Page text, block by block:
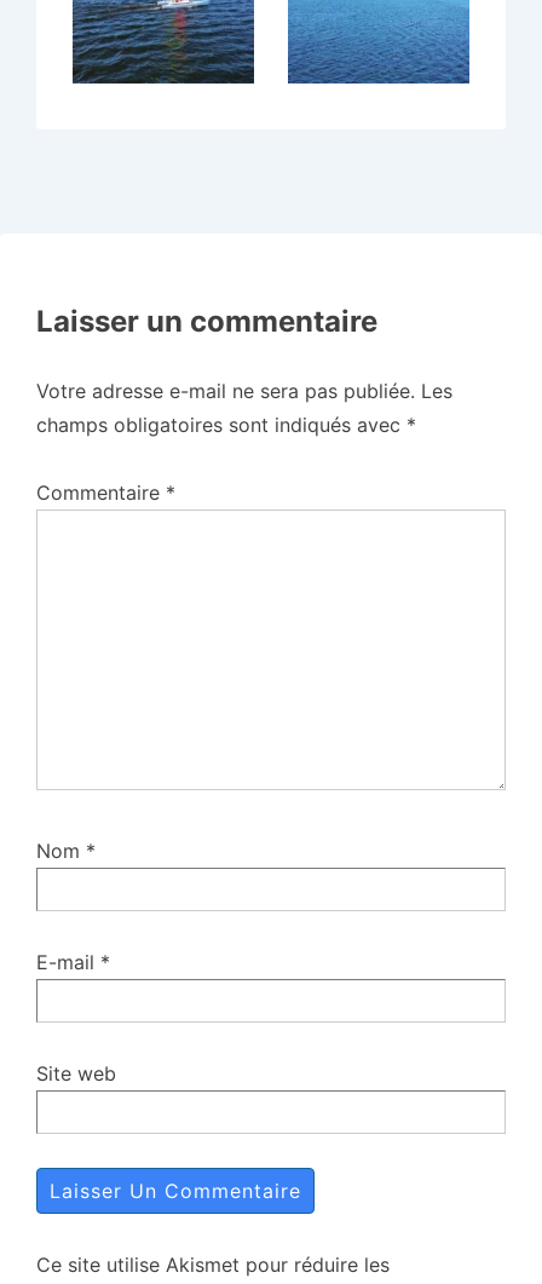
Laisser un commentaire
Votre adresse e-mail ne sera pas publiée. Les
champs obligatoires sont indiqués avec *
Commentaire *
Nom *
E-mail *
Site web
Ce site utilise Akismet pour réduire les